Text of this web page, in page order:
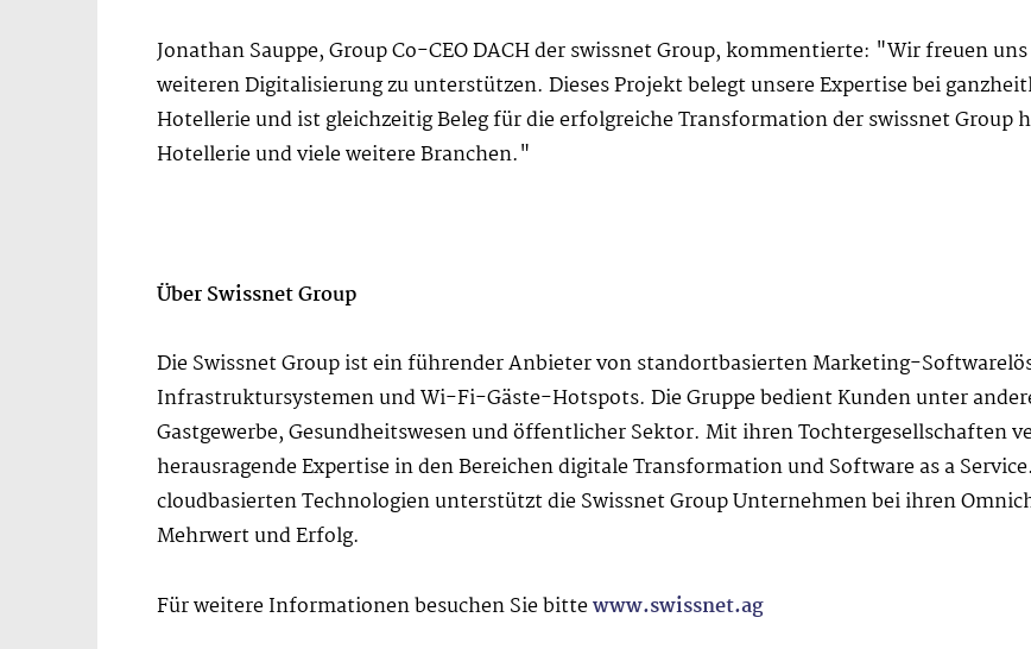
Jonathan Sauppe, Group Co-CEO DACH der swissnet Group, kommentierte: "Wir freuen
weiteren Digitalisierung zu unterstützen. Dieses Projekt belegt unsere Expertise bei
Hotellerie und ist gleichzeitig Beleg für die erfolgreiche Transformation der swissnet
Hotellerie und viele weitere Branchen."
Über Swissnet Group
Die Swissnet Group ist ein führender Anbieter von standortbasierten Marketing-
Infrastruktursystemen und Wi-Fi-Gäste-Hotspots. Die Gruppe bedient Kunden unter
Gastgewerbe, Gesundheitswesen und öffentlicher Sektor. Mit ihren Tochtergesellschaften
herausragende Expertise in den Bereichen digitale Transformation und Software as a
cloudbasierten Technologien unterstützt die Swissnet Group Unternehmen bei ihren
Mehrwert und Erfolg.
Für weitere Informationen besuchen Sie bittewww.swissnet.ag